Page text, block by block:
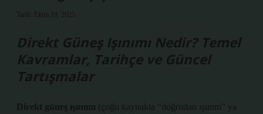
Tarih: Ekim 19, 2025
Direkt Güneş Işınımı Nedir? Temel
Kavramlar, Tarihçe ve Güncel
Tartışmalar
Direkt güneş ışınımı (çoğu kaynakta “doğrudan ışınım” ya